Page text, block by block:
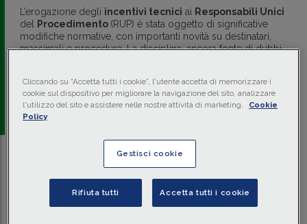
L’erogazione degli incentivi tecnici ai Responsabili Unici
del
Procedimento (RUP) è stata oggetto di significative
modifiche normative, con importanti novità su destinatari,
massimali e procedure. La disciplina, ancora fonte di dubbi
data diaffidamentodegliincarichi.
diPaolo Longoni-Dottore commercialista
Ascolta la news
Tempo di lettura3 min.
Cliccando su “Accetta tutti i cookie”, l'utente accetta di memorizzare i
cookie sul dispositivo per migliorare la navigazione del sito, analizzare
l'utilizzo del sito e assistere nelle nostre attività di marketing.
Cookie
Policy
Gestisci cookie
Rifiuta tutti Accetta tutti i cookie